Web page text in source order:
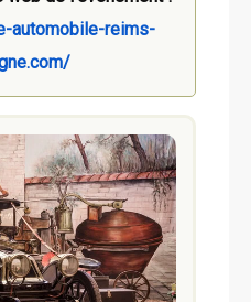
automobile-reims-